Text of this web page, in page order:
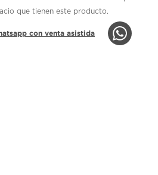
que tienen este producto.
con venta asistida